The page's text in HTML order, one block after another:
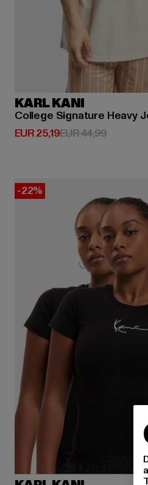
KARL KANI
College Signature Heavy
EUR 25,19
Huidige prijs: EUR 25,19
EUR 44,99
-22%